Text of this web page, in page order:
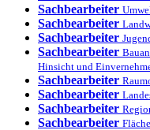
Sachbearbeiter
Sachbearbeiter
Sachbearbeiter
Sachbearbeiter
Hinsicht und
Sachbearbeiter
Sachbearbeiter
Sachbearbeiter
Sachbearbeiter